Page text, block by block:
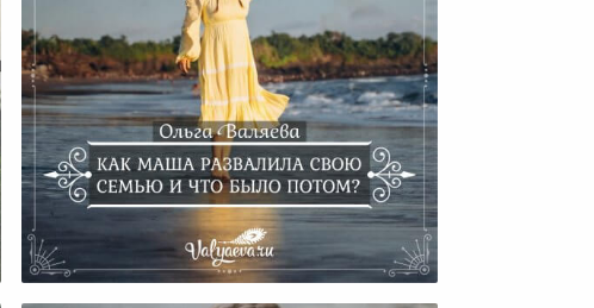
Как Маша Развалила Свою
Семью И Что Было Потом?